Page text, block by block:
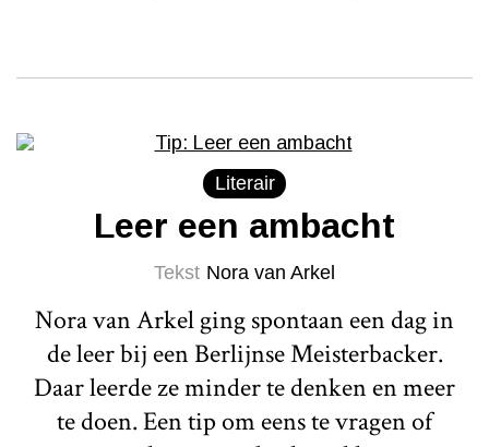
Literair
Leer een ambacht
Tekst Nora van Arkel
Nora van Arkel ging spontaan een dag in
de leer bij een Berlijnse Meisterbacker.
Daar leerde ze minder te denken en meer
te doen. Een tip om eens te vragen of